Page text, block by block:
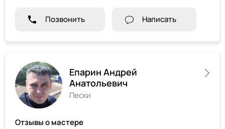
Позвонить Написать
Епарин Андрей
Анатольевич
Пески
Отзывы о мастере